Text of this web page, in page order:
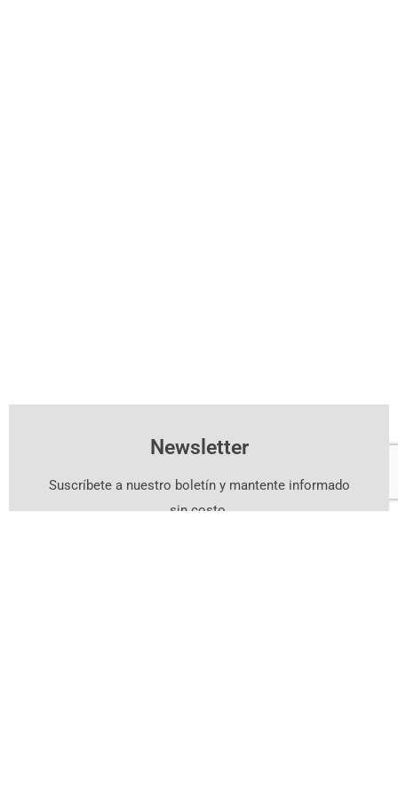
Newsletter
Suscríbete a nuestro boletín y mantente informado
sin costo.